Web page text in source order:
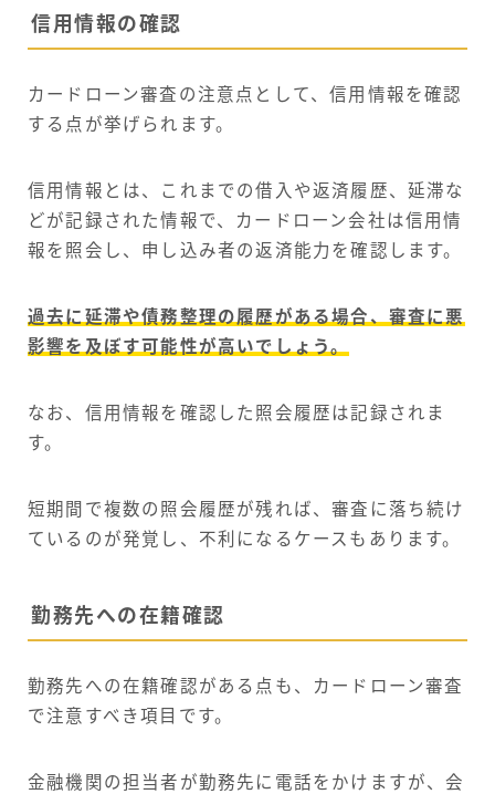
信用情報の確認
カードローン審査の注意点として、信用情報を確認
する点が挙げられます。
信用情報とは、これまでの借入や返済履歴、延滞な
どが記録された情報で、カードローン会社は信用情
報を照会し、申し込み者の返済能力を確認します。
過去に延滞や債務整理の履歴がある場合、審査に悪
影響を及ぼす可能性が高いでしょう。
なお、信用情報を確認した照会履歴は記録されま
す。
短期間で複数の照会履歴が残れば、審査に落ち続け
ているのが発覚し、不利になるケースもあります。
勤務先への在籍確認
勤務先への在籍確認がある点も、カードローン審査
で注意すべき項目です。
金融機関の担当者が勤務先に電話をかけますが、会